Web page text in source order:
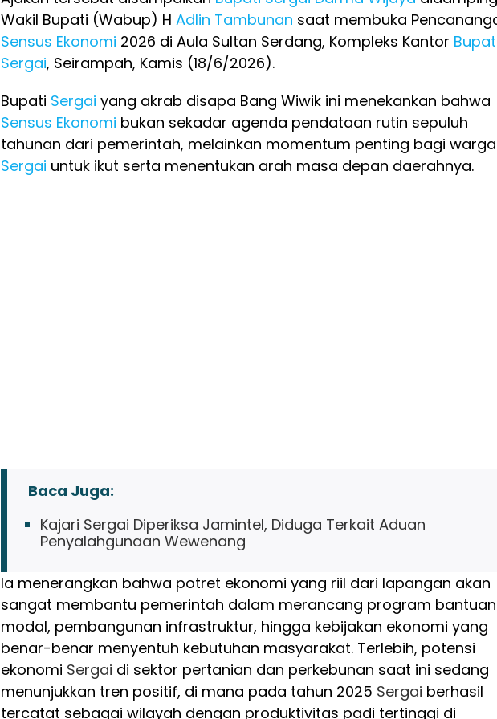
Wakil Bupati (Wabup) H Adlin Tambunan saat membuka
Sensus Ekonomi 2026 di Aula Sultan Serdang, Kompleks Kantor
Sergai, Seirampah, Kamis (18/6/2026).
Bupati Sergai yang akrab disapa Bang Wiwik ini menekankan bahwa
Sensus Ekonomi bukan sekadar agenda pendataan rutin sepuluh
tahunan dari pemerintah, melainkan momentum penting bagi warga
Sergai untuk ikut serta menentukan arah masa depan daerahnya.
Baca Juga:
Kajari Sergai Diperiksa Jamintel, Diduga Terkait Aduan
Penyalahgunaan Wewenang
Ia menerangkan bahwa potret ekonomi yang riil dari lapangan akan
sangat membantu pemerintah dalam merancang program bantuan
modal, pembangunan infrastruktur, hingga kebijakan ekonomi yang
benar-benar menyentuh kebutuhan masyarakat. Terlebih, potensi
ekonomi Sergai di sektor pertanian dan perkebunan saat ini sedang
menunjukkan tren positif, di mana pada tahun 2025 Sergai berhasil
tercatat sebagai wilayah dengan produktivitas padi tertinggi di